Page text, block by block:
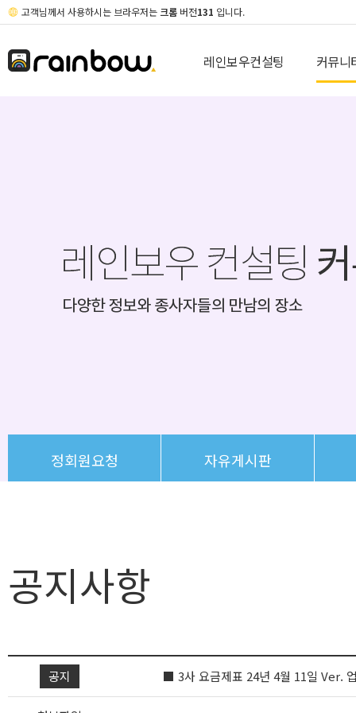
고객님께서 사용하시는 브라우저는 크롬 버전131 입니다.
레인보우컨설팅 커뮤니
정회원요청 자유게시판
공지사항
공지 ■ 3사 요금제표 24년 4월 11일 Ver.